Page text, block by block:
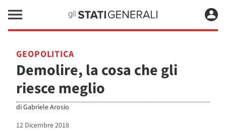
GEOPOLITICA
Demolire, la cosa che gli
riesce meglio
diGabriele Arosio
12 Dicembre 2018